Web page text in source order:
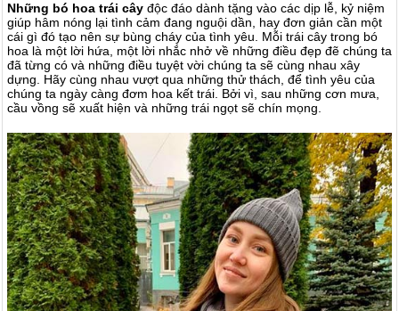
Những bó hoa trái cây độc đáo dành tặng vào các dịp lễ, kỷ niệm
giúp hâm nóng lại tình cảm đang nguội dần, hay đơn giản cần một
cái gì đó tạo nên sự bùng cháy của tình yêu. Mỗi trái cây trong bó
hoa là một lời hứa, một lời nhắc nhở về những điều đẹp đẽ chúng ta
đã từng có và những điều tuyệt vời chúng ta sẽ cùng nhau xây
dựng. Hãy cùng nhau vượt qua những thử thách, để tình yêu của
chúng ta ngày càng đơm hoa kết trái. Bởi vì, sau những cơn mưa,
cầu vồng sẽ xuất hiện và những trái ngọt sẽ chín mọng.